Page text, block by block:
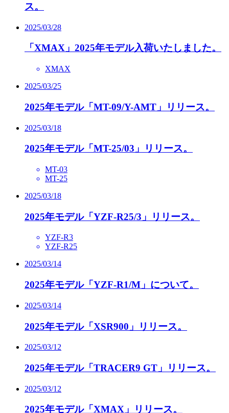
ス。
2025/03/28
「XMAX」2025年モデル入荷いたしました。
XMAX
2025/03/25
2025年モデル「MT-09/Y-AMT」リリース。
2025/03/18
2025年モデル「MT-25/03」リリース。
MT-03
MT-25
2025/03/18
2025年モデル「YZF-R25/3」リリース。
YZF-R3
YZF-R25
2025/03/14
2025年モデル「YZF-R1/M」について。
2025/03/14
2025年モデル「XSR900」リリース。
2025/03/12
2025年モデル「TRACER9 GT」リリース。
2025/03/12
2025年モデル「XMAX」リリース。